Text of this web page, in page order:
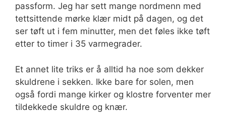
passform. Jeg har sett mange nordmenn med
tettsittende mørke klær midt på dagen, og det
ser tøft ut i fem minutter, men det føles ikke tøft
etter to timer i 35 varmegrader.
Et annet lite triks er å alltid ha noe som dekker
skuldrene i sekken. Ikke bare for solen, men
også fordi mange kirker og klostre forventer mer
tildekkede skuldre og knær.